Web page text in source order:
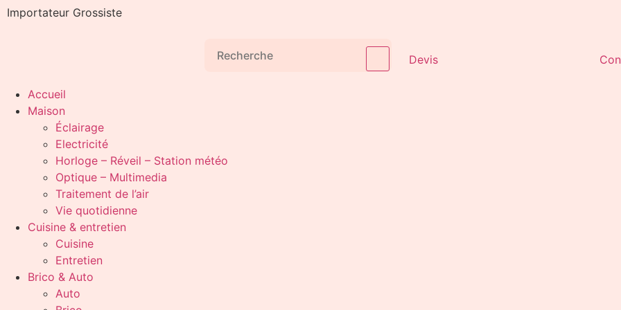
Importateur Grossiste
Devis
Accueil
Maison
Éclairage
Electricité
Horloge – Réveil – Station météo
Optique – Multimedia
Traitement de l’air
Vie quotidienne
Cuisine & entretien
Cuisine
Entretien
Brico & Auto
Auto